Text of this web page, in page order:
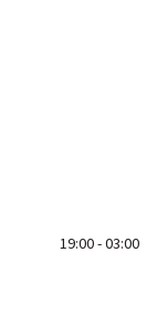
19:00 - 03:00